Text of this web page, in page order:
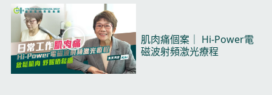
l
a
y
肌肉痛個案｜ Hi-Power電
磁波射頻激光療程​